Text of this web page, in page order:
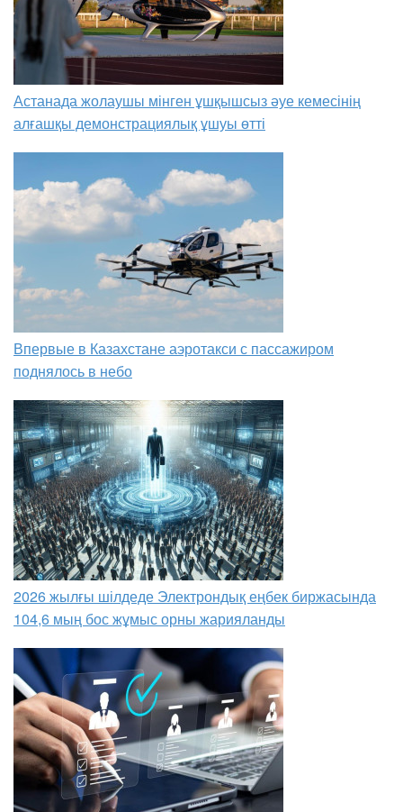
Астанада жолаушы мінген ұшқышсыз әуе кемесінің
алғашқы демонстрациялық ұшуы өтті
Впервые в Казахстане аэротакси с пассажиром
поднялось в небо
2026 жылғы шілдеде Электрондық еңбек биржасында
104,6 мың бос жұмыс орны жарияланды